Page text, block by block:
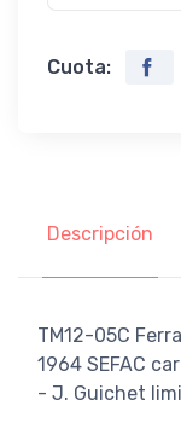
Cuota:
Descripción
TM12-05C
1964 SEFAC
- J. Guichet